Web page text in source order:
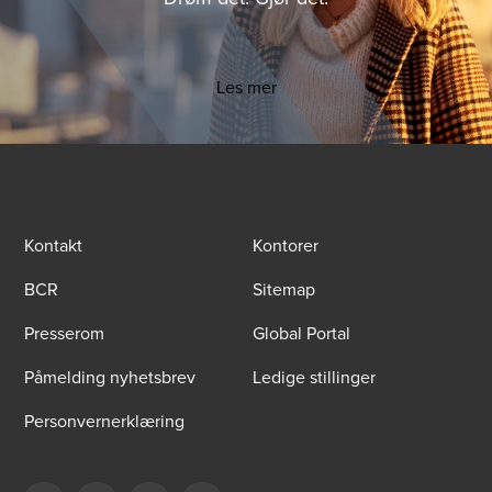
Les mer
Kontakt
Kontorer
BCR
Sitemap
Presserom
Global Portal
Påmelding nyhetsbrev
Ledige stillinger
Personvernerklæring